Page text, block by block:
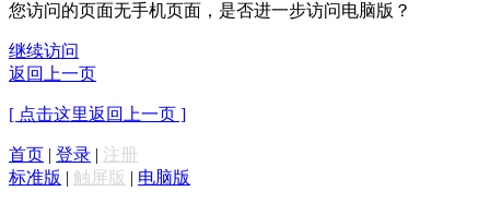
您访问的页面无手机页面，是否进一步访问电脑版？
继续访问
返回上一页
[ 点击这里返回上一页 ]
首页 | 登录 | 注册
标准版 | 触屏版 | 电脑版